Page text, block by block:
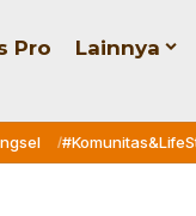
Pro Lainnya